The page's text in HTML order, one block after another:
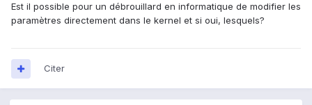
Est il possible pour un débrouillard en informatique de modifier les
paramètres directement dans le kernel et si oui, lesquels?
Citer